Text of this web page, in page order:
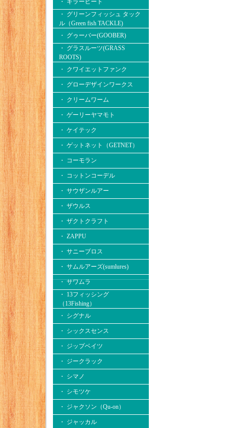
・ キラーヒート
・ グリーンフィッシュ タック
ル（Green fish TACKLE)
・ グゥーバー(GOOBER)
・ グラスルーツ(GRASS
ROOTS)
・ クワイエットファンク
・ グローデザインワークス
・ クリームワーム
・ ゲーリーヤマモト
・ ケイテック
・ ゲットネット（GETNET）
・ コーモラン
・ コットンコーデル
・ サウザンルアー
・ ザウルス
・ ザクトクラフト
・ ZAPPU
・ サニーブロス
・ サムルアーズ(sumlures)
・ サワムラ
・ 13フィッシング
（13Fishing）
・ シグナル
・ シックスセンス
・ ジップベイツ
・ ジークラック
・ シマノ
・ シモツケ
・ ジャクソン（Qu-on）
・ ジャッカル